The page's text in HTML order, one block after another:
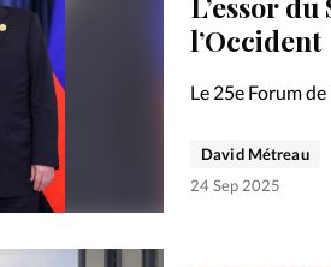
l’Occident
Le 25e Forum
Inde et Russie
autoritarisme et
David Métreau
24 Sep 2025